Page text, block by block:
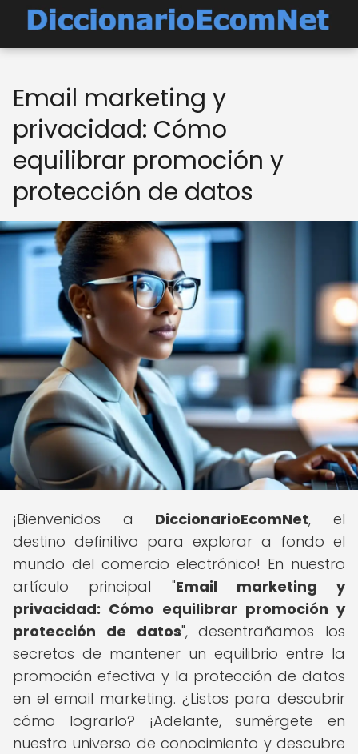
Email marketing y
privacidad: Cómo
equilibrar promoción y
protección de datos
¡Bienvenidos a DiccionarioEcomNet, el
destino definitivo para explorar a fondo el
mundo del comercio electrónico! En nuestro
artículo principal "Email marketing y
privacidad: Cómo equilibrar promoción y
protección de datos", desentrañamos los
secretos de mantener un equilibrio entre la
promoción efectiva y la protección de datos
en el email marketing. ¿Listos para descubrir
cómo lograrlo? ¡Adelante, sumérgete en
nuestro universo de conocimiento y descubre